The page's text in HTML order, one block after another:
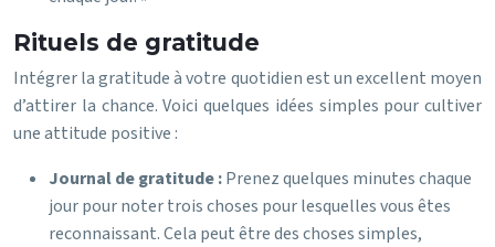
Rituels de gratitude
Intégrer la gratitude à votre quotidien est un excellent moyen
d’attirer la chance. Voici quelques idées simples pour cultiver
une attitude positive :
Journal de gratitude :Prenez quelques minutes chaque
jour pour noter trois choses pour lesquelles vous êtes
reconnaissant. Cela peut être des choses simples,